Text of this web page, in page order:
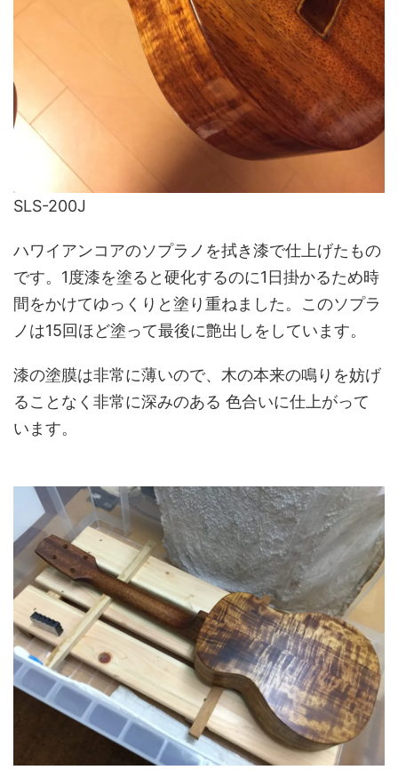
SLS-200J
ハワイアンコアのソプラノを拭き漆で仕上げたもの
です。1度漆を塗ると硬化するのに1日掛かるため時
間をかけてゆっくりと塗り重ねました。このソプラ
ノは15回ほど塗って最後に艶出しをしています。
漆の塗膜は非常に薄いので、木の本来の鳴りを妨げ
ることなく非常に深みのある 色合いに仕上がって
います。